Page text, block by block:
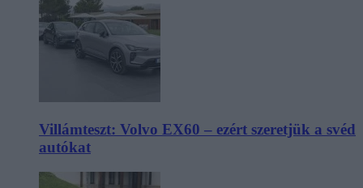
Villámteszt: Volvo EX60 – ezért szeretjük a svéd
autókat